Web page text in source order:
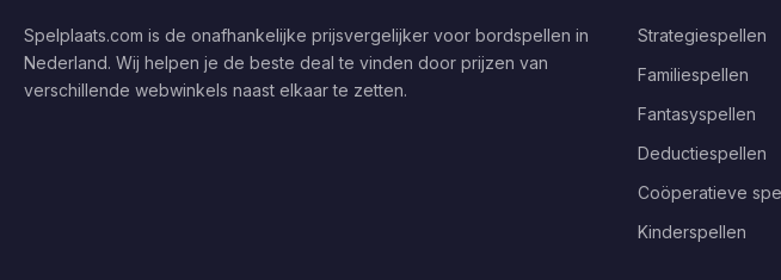
Spelplaats.com is de onafhankelijke prijsvergelijker voor bordspellen in
Nederland. Wij helpen je de beste deal te vinden door prijzen van
verschillende webwinkels naast elkaar te zetten.
Strategiespellen
Familiespellen
Fantasyspellen
Deductiespellen
Coöperatieve
Kinderspellen